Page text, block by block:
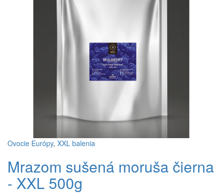
Ovocie Európy, XXL balenia
Mrazom sušená moruša čierna
- XXL 500g